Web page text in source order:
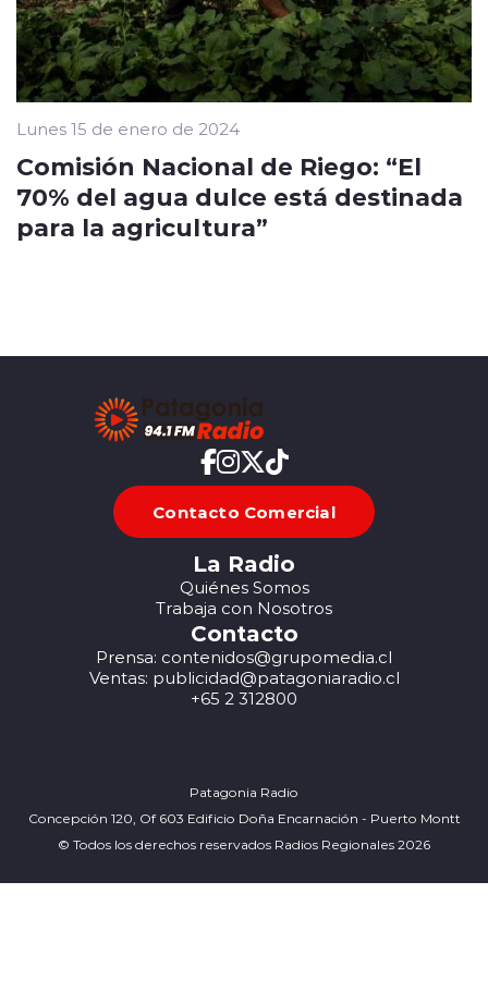
Lunes 15 de enero de 2024
Comisión Nacional de Riego: “El
70% del agua dulce está destinada
para la agricultura”
Contacto Comercial
La Radio
Quiénes Somos
Trabaja con Nosotros
Contacto
Prensa: contenidos@grupomedia.cl
Ventas: publicidad@patagoniaradio.cl
+65 2 312800
Patagonia Radio
Concepción 120, Of 603 Edificio Doña Encarnación - Puerto Montt
© Todos los derechos reservados Radios Regionales 2026